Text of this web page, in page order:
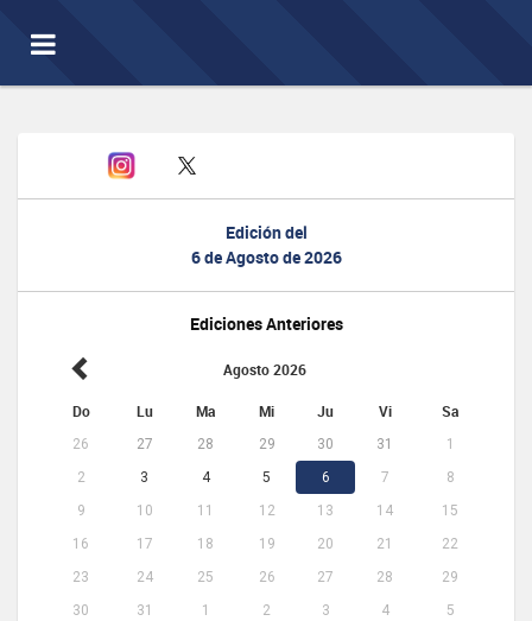
Toggle
navigation
Edición del
6 de Agosto de 2026
Ediciones Anteriores
Agosto 2026
Do Lu Ma Mi Ju Vi Sa
26 27 28 29 30 31
1
2
3 4 5 6 7
8
9
10 11 12 13 14
15
16
17 18 19 20 21
22
23
24 25 26 27 28
29
30
31 1 2 3 4 5